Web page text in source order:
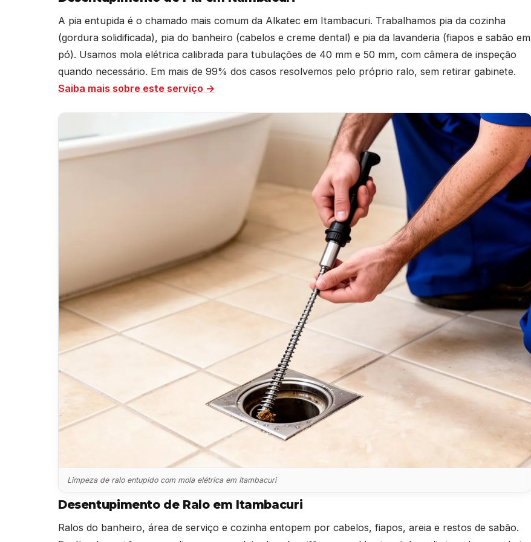
A pia entupida é o chamado mais comum da Alkatec em Itambacuri. Trabalhamos pia da cozinha
(gordura solidificada), pia do banheiro (cabelos e creme dental) e pia da lavanderia (fiapos e sabão em
pó). Usamos mola elétrica calibrada para tubulações de 40 mm e 50 mm, com câmera de inspeção
quando necessário. Em mais de 99% dos casos resolvemos pelo próprio ralo, sem retirar gabinete.
Saiba mais sobre este serviço →
Limpeza de ralo entupido com mola elétrica em Itambacuri
Desentupimento de Ralo em Itambacuri
Ralos do banheiro, área de serviço e cozinha entopem por cabelos, fiapos, areia e restos de sabão.